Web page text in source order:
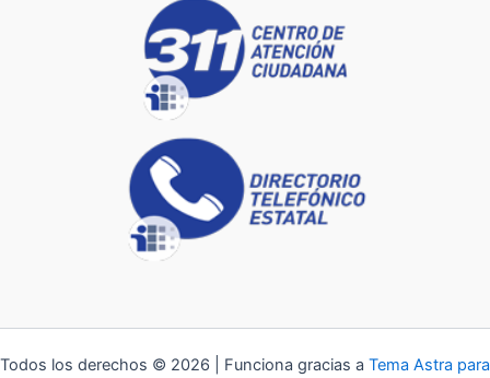
Todos los derechos © 2026 | Funciona gracias a Tema Astra para